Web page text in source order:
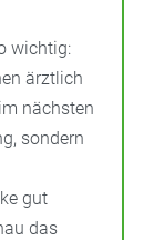
wichtig:
ärztlich
nächsten
sondern
gut
das